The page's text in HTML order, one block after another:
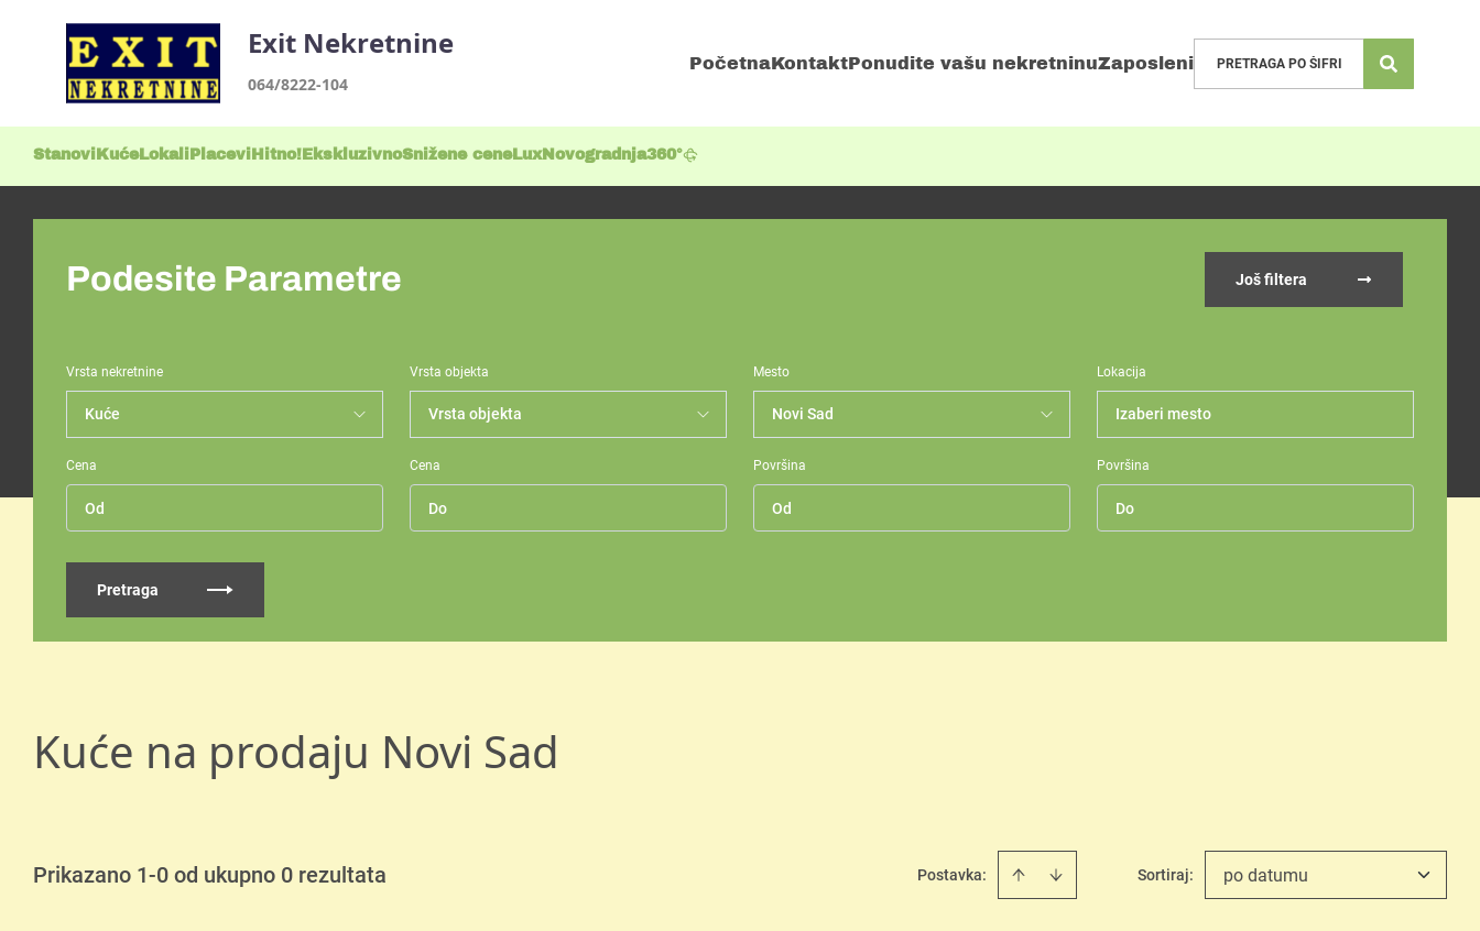
Exit Nekretnine
064/8222-104
PočetnaKontaktPonudite vašu nekretninuZaposleni
Stanovi KućeLokali Placevi Hitno! EkskluzivnoSnižene ceneLuxNovogradnja360°
Podesite Parametre Još filtera
Vrsta nekretnine Vrsta objekta Mesto Lokacija
Izaberi mesto
Cena Cena Površina Površina
Pretraga
Kuće na prodaju Novi Sad
Prikazano 1-0 od ukupno 0 rezultata Postavka: Sortiraj: po datumu